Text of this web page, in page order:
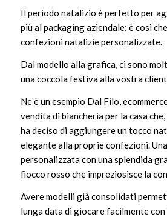
Il periodo natalizio è perfetto per
più al packaging aziendale: è così
confezioni natalizie personalizzate.
Dal modello alla grafica, ci sono
una coccola festiva alla vostra
Ne è un esempio Dal Filo,
vendita di biancheria per la casa
ha deciso di aggiungere un tocco
elegante alla proprie confezioni.
personalizzata con una splendida
fiocco rosso che impreziosisce la
Avere modelli già consolidati
lunga data di giocare facilmente